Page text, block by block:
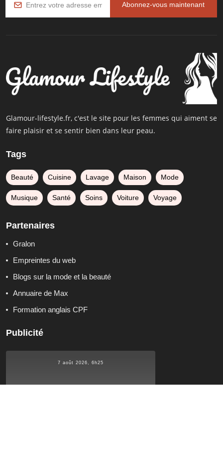
Abonnez-vous maintenant
Glamour-lifestyle.fr, c'est le site pour les femmes qui aiment se
faire plaisir et se sentir bien dans leur peau.
Tags
Beauté Cuisine Lavage Maison Mode
Musique Santé Soins Voiture Voyage
Partenaires
Gralon
Empreintes du web
Blogs sur la mode et la beauté
Annuaire de Max
Formation anglais CPF
Publicité
7 août 2026, 6h25